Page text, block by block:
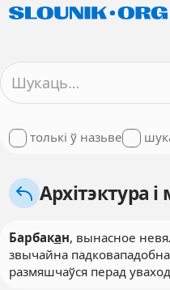
толькі ў назьве
Архітэктура
Барбакан, вынасное
звычайна
размяшчаўся перад